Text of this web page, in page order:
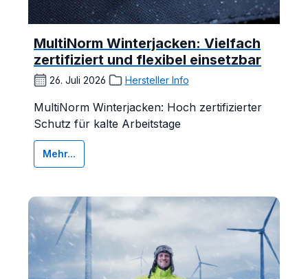
MultiNorm Winterjacken: Vielfach
zertifiziert und flexibel einsetzbar
26. Juli 2026 Hersteller Info
MultiNorm Winterjacken: Hoch zertifizierter
Schutz für kalte Arbeitstage
Mehr...